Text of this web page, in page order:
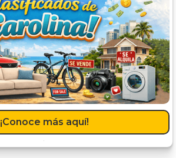
¡Conoce más aquí!